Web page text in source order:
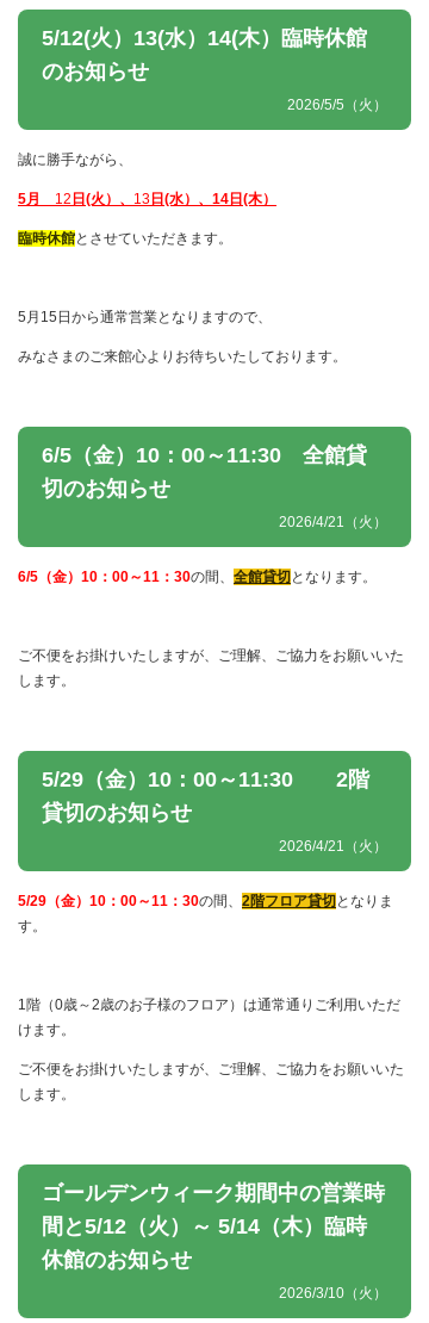
5/12(火）13(水）14(木）臨時休館
のお知らせ
2026/5/5（火）
誠に勝手ながら、
5月 12 日(火）、 13 日(水）、14日(木）
臨時休館とさせていただきます。
5月15日から通常営業となりますので、
みなさまのご来館心よりお待ちいたしております。
6/5（金）10：00～11:30 全館貸
切のお知らせ
2026/4/21（火）
6/5（金）10：00～11：30の間、 全館貸切 となります。
ご不便をお掛けいたしますが、ご理解、ご協力をお願いいた
します。
5/29（金）10：00～11:30 2階
貸切のお知らせ
2026/4/21（火）
5/29（金）10：00～11：30の間、 2階フロア貸切 となりま
す。
1階（0歳～2歳のお子様のフロア）は通常通りご利用いただ
けます。
ご不便をお掛けいたしますが、ご理解、ご協力をお願いいた
します。
ゴールデンウィーク期間中の営業時
間と5/12（火）～ 5/14（木）臨時
休館のお知らせ
2026/3/10（火）